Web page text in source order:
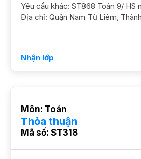
Địa chỉ: Quận Nam Từ Liêm,
Nhận lớp
Môn: Toán
Thỏa thuận
Mã số: ST318